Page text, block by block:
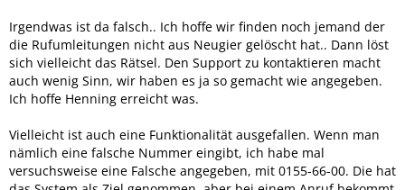
Irgendwas ist da falsch.. Ich hoffe wir finden noch jemand der
die Rufumleitungen nicht aus Neugier gelöscht hat.. Dann löst
sich vielleicht das Rätsel. Den Support zu kontaktieren macht
auch wenig Sinn, wir haben es ja so gemacht wie angegeben.
Ich hoffe Henning erreicht was.
Vielleicht ist auch eine Funktionalität ausgefallen. Wenn man
nämlich eine falsche Nummer eingibt, ich habe mal
versuchsweise eine Falsche angegeben, mit 0155-66-00. Die hat